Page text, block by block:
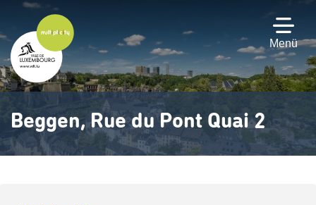
Hauptinhalt
gehen
Menü
Beggen, Rue du Pont Quai 2